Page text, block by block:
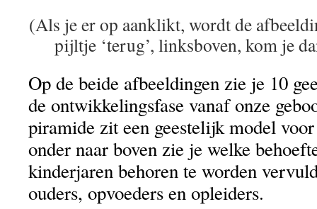
(Als je er op aanklikt, wordt de
pijltje ‘terug’, linksboven, kom je
Op de beide afbeeldingen zie je 10
de ontwikkelingsfase vanaf onze
piramide zit een geestelijk model
onder naar boven zie je welke
kinderjaren behoren te worden
ouders, opvoeders en opleiders.